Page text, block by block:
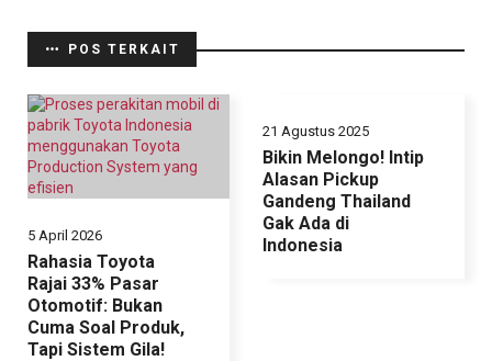
POS TERKAIT
5 April 2026
Rahasia Toyota
Rajai 33% Pasar
Otomotif: Bukan
Cuma Soal Produk,
Tapi Sistem Gila!
21 Agustus 2025
Bikin Melongo! Intip
Alasan Pickup
Gandeng Thailand
Gak Ada di
Indonesia